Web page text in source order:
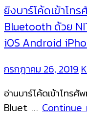
ยิงบาร์โค้ดเข้าโท
Bluetooth ด้วย
iOS Android
กรกฎาคม 26, 2019
อ่านบาร์โค้ดเข้าโทร
Bluet …